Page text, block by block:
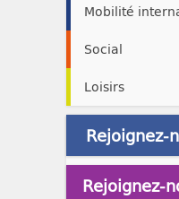
Mobilité
Social
Loisirs
Rejoignez-
Rejoignez-